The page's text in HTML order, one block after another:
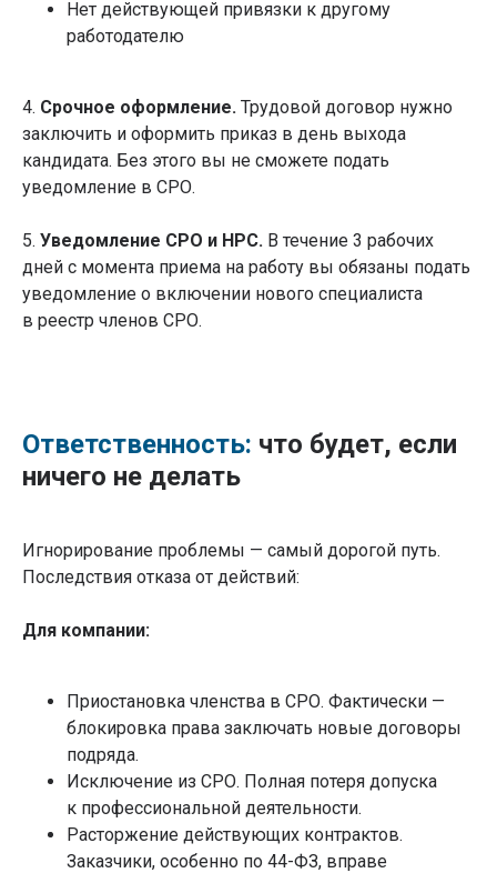
Нет действующей привязки к другому
работодателю
4. Срочное оформление. Трудовой договор нужно
заключить и оформить приказ в день выхода
кандидата. Без этого вы не сможете подать
уведомление в СРО.
5. Уведомление СРО и НРС. В течение 3 рабочих
дней с момента приема на работу вы обязаны подать
уведомление о включении нового специалиста
в реестр членов СРО.
Ответственность: что будет, если
ничего не делать
Игнорирование проблемы — самый дорогой путь.
Последствия отказа от действий:
Для компании:
Приостановка членства в СРО. Фактически —
блокировка права заключать новые договоры
подряда.
Исключение из СРО. Полная потеря допуска
к профессиональной деятельности.
Расторжение действующих контрактов.
Заказчики, особенно по 44-ФЗ, вправе